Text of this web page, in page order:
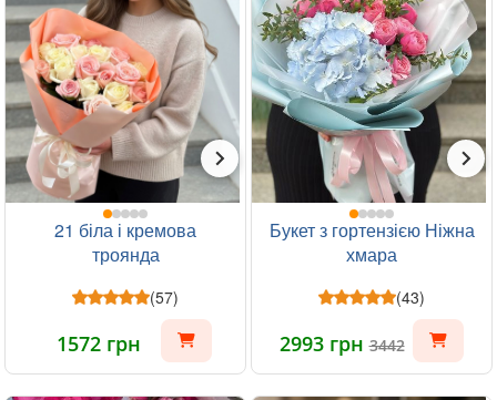
21 біла і кремова
троянда
(57)
1572 грн
Букет з гортензією Ніжна
хмара
(43)
2993 грн3442